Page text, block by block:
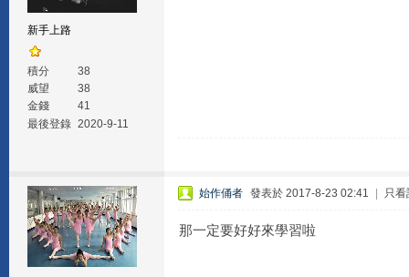
新手上路
積分
38
威望
38
金錢
41
最後登錄 2020-9-11
始作俑者 發表於 2017-8-23 02:41 只看
那一定要好好來學習啦